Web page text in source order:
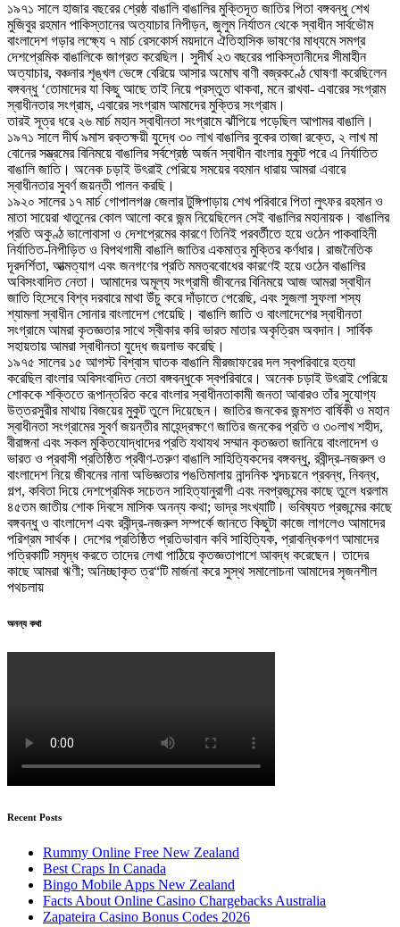
১৯৭১ সালে হাজার বছরের শ্রেষ্ঠ বাঙালি বাঙালির মুক্তিদূত জাতির পিতা বঙ্গবন্ধু শেখ
মুজিবুর রহমান পাকিস্তানের অত্যাচার নিপীড়ন, জুলুম নির্যাতন থেকে স্বাধীন সার্বভৌম
বাংলাদেশ গড়ার লক্ষ্যে ৭ মার্চ রেসকোর্স ময়দানে ঐতিহাসিক ভাষণের মাধ্যমে সমগ্র
দেশপ্রেমিক বাঙালিকে জাগ্রত করেছিল। সুদীর্ঘ ২৩ বছরের পাকিস্তানীদের সীমাহীন
অত্যাচার, বঞ্চনার শৃঙ্খল ভেঙ্গে বেরিয়ে আসার অমোঘ বাণী বজ্রকণ্ঠে ঘোষণা করেছিলেন
বঙ্গবন্ধু ‘তোমাদের যা কিছু আছে তাই নিয়ে প্রস্তুত থাকবা, মনে রাখবা- এবারের সংগ্রাম
স্বাধীনতার সংগ্রাম, এবারের সংগ্রাম আমাদের মুক্তির সংগ্রাম।
তারই সূত্র ধরে ২৬ মার্চ মহান স্বাধীনতা সংগ্রামে ঝাঁপিয়ে পড়েছিল আপামর বাঙালি।
১৯৭১ সালে দীর্ঘ ৯মাস রক্তক্ষয়ী যুদ্ধে ৩০ লাখ বাঙালির বুকের তাজা রক্তে, ২ লাখ মা
বোনের সম্ভ্রমের বিনিময়ে বাঙালির সর্বশ্রেষ্ঠ অর্জন স্বাধীন বাংলার মুকুট পরে এ নির্যাতিত
বাঙালি জাতি। অনেক চড়াই উৎরাই পেরিয়ে সময়ের বহমান ধারায় আমরা এবারে
স্বাধীনতার সুবর্ণ জয়ন্তী পালন করছি।
১৯২০ সালের ১৭ মার্চ গোপালগঞ্জ জেলার টুঙ্গিপাড়ায় শেখ পরিবারে পিতা লুৎফর রহমান ও
মাতা সায়েরা খাতুনের কোল আলো করে জন্ম নিয়েছিলেন সেই বাঙালির মহানায়ক। বাঙালির
প্রতি অকুণ্ঠ ভালোবাসা ও দেশপ্রেমের কারণে তিনিই পরবর্তীতে হয়ে ওঠেন পাকবাহিনী
নির্যাতিত-নিপীড়িত ও বিপথগামী বাঙালি জাতির একমাত্র মুক্তির কর্ণধার। রাজনৈতিক
দূরদর্শিতা, আত্মত্যাগ এবং জনগণের প্রতি মমত্ববোধের কারণেই হয়ে ওঠেন বাঙালির
অবিসংবাদিত নেতা। আমাদের অমূল্য সংগ্রামী জীবনের বিনিময়ে আজ আমরা স্বাধীন
জাতি হিসেবে বিশ্ব দরবারে মাথা উঁচু করে দাঁড়াতে পেরেছি, এবং সুজলা সুফলা শস্য
শ্যামলা স্বাধীন সোনার বাংলাদেশ পেয়েছি। বাঙালি জাতি ও বাংলাদেশের স্বাধীনতা
সংগ্রামে আমরা কৃতজ্ঞতার সাথে স্বীকার করি ভারত মাতার অকৃত্রিম অবদান। সার্বিক
সহায়তায় আমরা স্বাধীনতা যুদ্ধে জয়লাভ করেছি।
১৯৭৫ সালের ১৫ আগস্ট বিশ্বাস ঘাতক বাঙালি মীরজাফরের দল স্বপরিবারে হত্যা
করেছিল বাংলার অবিসংবাদিত নেতা বঙ্গবন্ধুকে স্বপরিবারে। অনেক চড়াই উৎরাই পেরিয়ে
শোককে শক্তিতে রূপান্তরিত করে বাংলার স্বাধীনতাকামী জনতা আবারও তাঁর সুযোগ্য
উত্তরসুরীর মাথায় বিজয়ের মুকুট তুলে দিয়েছেন। জাতির জনকের জন্মশত বার্ষিকী ও মহান
স্বাধীনতা সংগ্রামের সুবর্ণ জয়ন্তীর মাহেন্দ্রক্ষণে জাতির জনকের প্রতি ও ৩০লাখ শহীদ,
বীরাঙ্গনা এবং সকল মুক্তিযোদ্ধাদের প্রতি যথাযথ সম্মান কৃতজ্ঞতা জানিয়ে বাংলাদেশ ও
ভারত ও প্রবাসী প্রতিষ্ঠিত প্রবীণ-তরুণ বাঙালি সাহিত্যিকদের বঙ্গবন্ধু, রবীন্দ্র-নজরুল ও
বাংলাদেশ নিয়ে জীবনের নানা অভিজ্ঞতার পঙতিমালায় নান্দনিক শব্দচয়নে প্রবন্ধ, নিবন্ধ,
গল্প, কবিতা দিয়ে দেশপ্রেমিক সচেতন সাহিত্যানুরাগী এবং নবপ্রজন্মের কাছে তুলে ধরলাম
৪৫তম জাতীয় শোক দিবসে মাসিক অনন্য কথা; ভাদ্র সংখ্যাটি। ভবিষ্যত প্রজন্মের কাছে
বঙ্গবন্ধু ও বাংলাদেশ এবং রবীন্দ্র-নজরুল সম্পর্কে জানতে কিছুটা কাজে লাগলেও আমাদের
পরিশ্রম সার্থক। দেশের প্রতিষ্ঠিত প্রতিভাবান কবি সাহিত্যিক, প্রাবন্ধিকগণ আমাদের
পত্রিকাটি সমৃদ্ধ করতে তাদের লেখা পাঠিয়ে কৃতজ্ঞতাপাশে আবদ্ধ করেছেন। তাদের
কাছে আমরা ঋণী; অনিচ্ছাকৃত ত্র“টি মার্জনা করে সুস্থ সমালোচনা আমাদের সৃজনশীল
পথচলায়
অনন্য কথা
Recent Posts
Rummy Online Free New Zealand
Best Craps In Canada
Bingo Mobile Apps New Zealand
Facts About Online Casino Chargebacks Australia
Zapateira Casino Bonus Codes 2026